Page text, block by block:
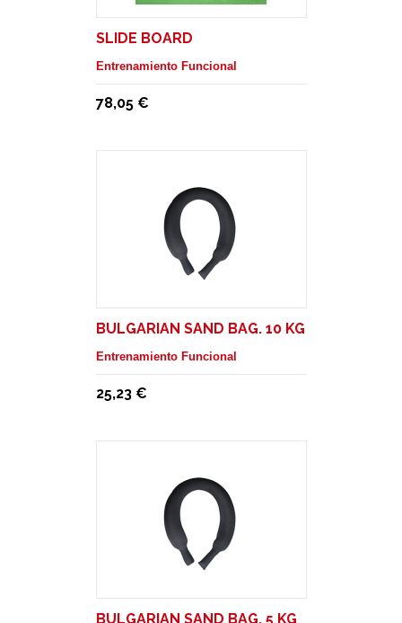
SLIDE BOARD
Entrenamiento Funcional
78,05 €
BULGARIAN SAND BAG. 10 KG
Entrenamiento Funcional
25,23 €
BULGARIAN SAND BAG. 5 KG